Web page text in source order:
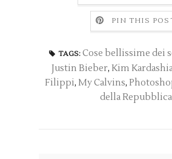
PIN THIS
TAGS: Cose bellissime dei
Justin Bieber, Kim
Filippi, My Calvins,
della Repubblica